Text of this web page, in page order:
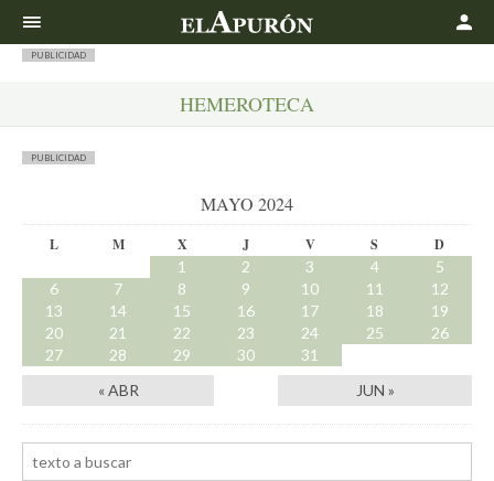
PUBLICIDAD
HEMEROTECA
PUBLICIDAD
MAYO 2024
L M X J V S D
« ABR JUN »
1 2 3 4
5
6
7 8 9 10 11
12
13
14 15 16 17 18
19
20
21 22 23 24 25
26
27
28 29 30 31